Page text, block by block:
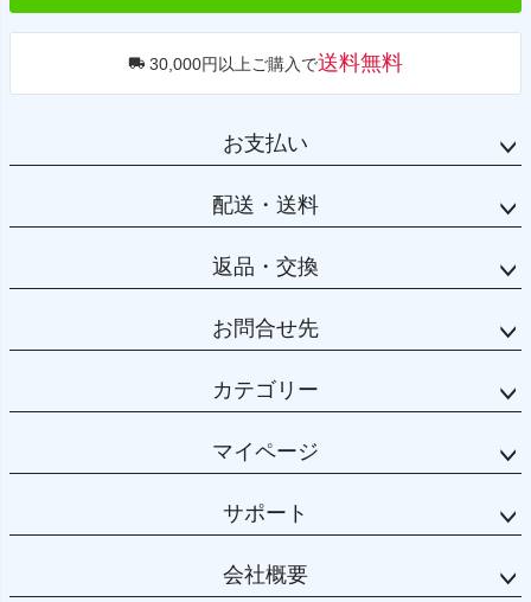
30,000円以上ご購入で送料無料
お支払い
配送・送料
返品・交換
お問合せ先
カテゴリー
マイページ
サポート
会社概要